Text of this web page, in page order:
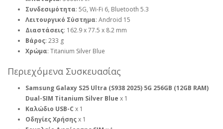
Συνδεσιμότητα: 5G, Wi-Fi 6, Bluetooth 5.3
Λειτουργικό Σύστημα: Android 15
Διαστάσεις: 162.9 x 77.5 x 8.2 mm
Βάρος: 233 g
Χρώμα: Titanium Silver Blue
Περιεχόμενα Συσκευασίας
Samsung Galaxy S25 Ultra (S938 2025) 5G 256GB (12GB RAM)
Dual-SIM Titanium Silver Blue x 1
Καλώδιο USB-C x 1
Οδηγίες Χρήσηςx 1